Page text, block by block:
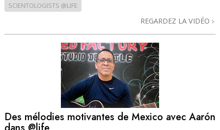
SCIENTOLOGISTS @LIFE
REGARDEZ LA VIDÉO
Des mélodies motivantes de Mexico avec Aarón